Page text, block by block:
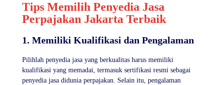
Tips Memilih Penyedia Jasa
Perpajakan Jakarta Terbaik
1. Memiliki Kualifikasi dan Pengalaman
Pilihlah penyedia jasa yang berkualitas harus memiliki
kualifikasi yang memadai, termasuk sertifikasi resmi sebagai
penyedia jasa didunia perpajakan. Selain itu, pengalaman